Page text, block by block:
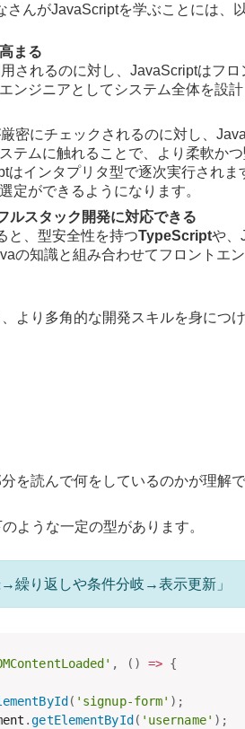
んがJavaScriptを学ぶことには、
まる
されるのに対し、JavaScriptはフ
ンジニアとしてシステム全体を設
密にチェックされるのに対し、
テムに触れることで、より柔軟か
はインタプリタ型で逐次実行され
定ができるようになります。
スタック開発に対応できる
と、型安全性を持つTypeScriptや、
の知識と組み合わせてフロントエ
より多角的な開発スキルを身につ
を読んで何をしているのかが理解
ような一定の型があります。
繰り返しや条件分岐→表示更新」
, ( ) => {
( 'signup-form' ) ;
.getElementById ( 'username' ) ;